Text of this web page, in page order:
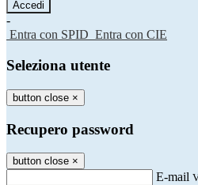
-
Entra con SPID Entra con CIE
Seleziona utente
button close ×
Recupero password
button close ×
E-mail